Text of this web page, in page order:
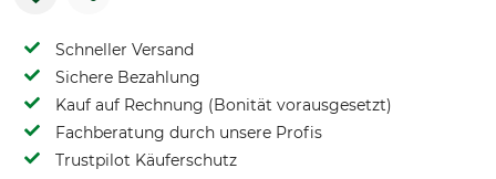
Schneller Versand
Sichere Bezahlung
Kauf auf Rechnung (Bonität vorausgesetzt)
Fachberatung durch unsere Profis
Trustpilot Käuferschutz